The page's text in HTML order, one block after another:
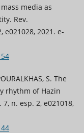
media as
Rev.
e021028, 2021. e-
S. The
rhythm of Hazin
n. esp. 2, e021018,